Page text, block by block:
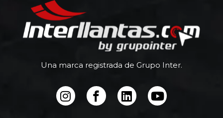
Una marca registrada de Grupo Inter.